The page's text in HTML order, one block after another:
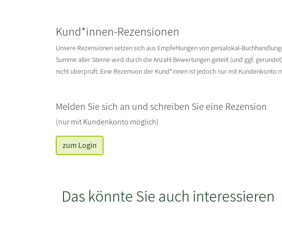
Kund*innen-Rezensionen
Unsere Rezensionen setzen sich aus Empfehlungen von genialokal-
Summe aller Sterne wird durch die Anzahl Bewertungen geteilt (und ggf.
nicht überprüft. Eine Rezension der Kund*innen ist jedoch nur mit Kundenkonto
Melden Sie sich an und schreiben Sie eine Rezension
(nur mit Kundenkonto möglich)
zum Login
Das könnte Sie auch interessieren